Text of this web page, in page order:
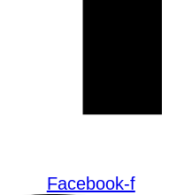
Facebook-f